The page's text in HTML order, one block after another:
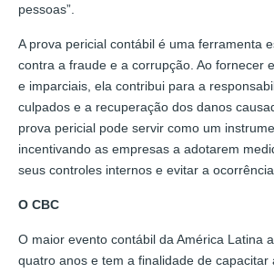
pessoas”.
A prova pericial contábil é uma ferramenta
contra a fraude e a corrupção. Ao fornecer
e imparciais, ela contribui para a
culpados e a recuperação dos danos
prova pericial pode servir como um
incentivando as empresas a adotarem
seus controles internos e evitar a
O CBC
O maior evento contábil da América Latina
quatro anos e tem a finalidade de capacitar